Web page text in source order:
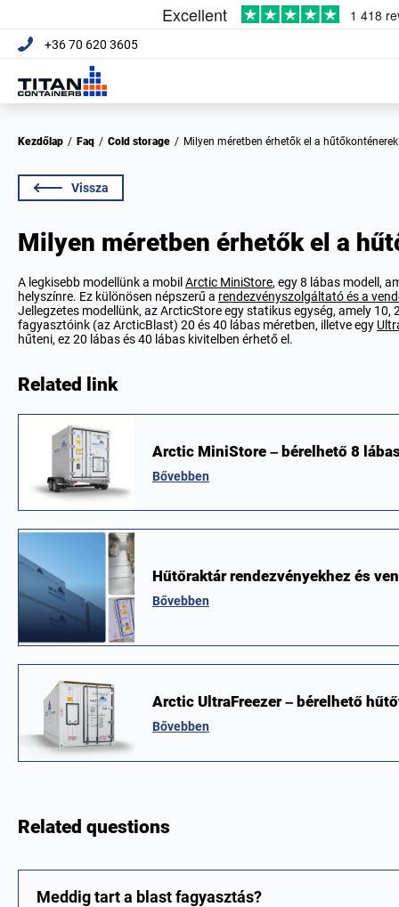
+36 70 620 3605
Kezdőlap / Faq / Cold storage / Milyen méretben érhetők el a
Vissza
Milyen méretben érhetők el a
A legkisebb modellünk a mobil Arctic MiniStore, egy 8 lábas modell,
helyszínre. Ez különösen népszerű a rendezvényszolgáltató és a
Jellegzetes modellünk, az ArcticStore egy statikus egység, amely
fagyasztóink (az ArcticBlast) 20 és 40 lábas méretben, illetve egy
hűteni, ez 20 lábas és 40 lábas kivitelben érhető el.
Related link
Arctic MiniStore – bérelhető 8
Bővebben
Hűtőraktár rendezvényekhez és
Bővebben
Arctic UltraFreezer – bérelhető
Bővebben
Related questions
Meddig tart a blast fagyasztás?